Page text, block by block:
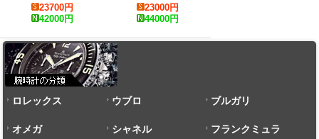
ャックホイヤー記念モデル
CAR2C11.FC6327 スーパ
23700円
42000円
WAY2112.BA0910
23000円
44000円
ロレックス ウブロ ブルガリ
オメガ シャネル フランクミュラ